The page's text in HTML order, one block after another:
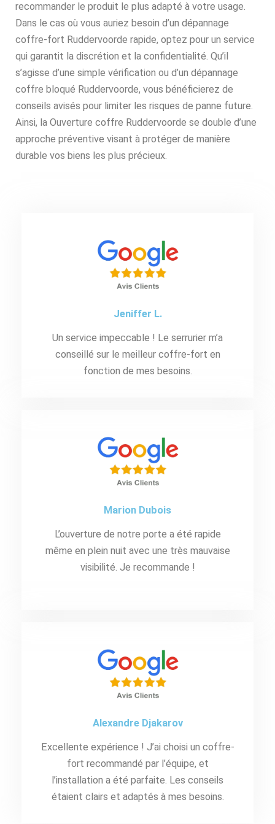
recommander le produit le plus adapté à votre usage.
Dans le cas où vous auriez besoin d’un dépannage
coffre-fort Ruddervoorde rapide, optez pour un service
qui garantit la discrétion et la confidentialité. Qu’il
s’agisse d’une simple vérification ou d’un dépannage
coffre bloqué Ruddervoorde, vous bénéficierez de
conseils avisés pour limiter les risques de panne future.
Ainsi, la Ouverture coffre Ruddervoorde se double d’une
approche préventive visant à protéger de manière
durable vos biens les plus précieux.
Jeniffer L.
Un service impeccable ! Le serrurier m’a
conseillé sur le meilleur coffre-fort en
fonction de mes besoins.
Marion Dubois
L’ouverture de notre porte a été rapide
même en plein nuit avec une très mauvaise
visibilité. Je recommande !
Alexandre Djakarov
Excellente expérience ! J’ai choisi un coffre-
fort recommandé par l’équipe, et
l’installation a été parfaite. Les conseils
étaient clairs et adaptés à mes besoins.